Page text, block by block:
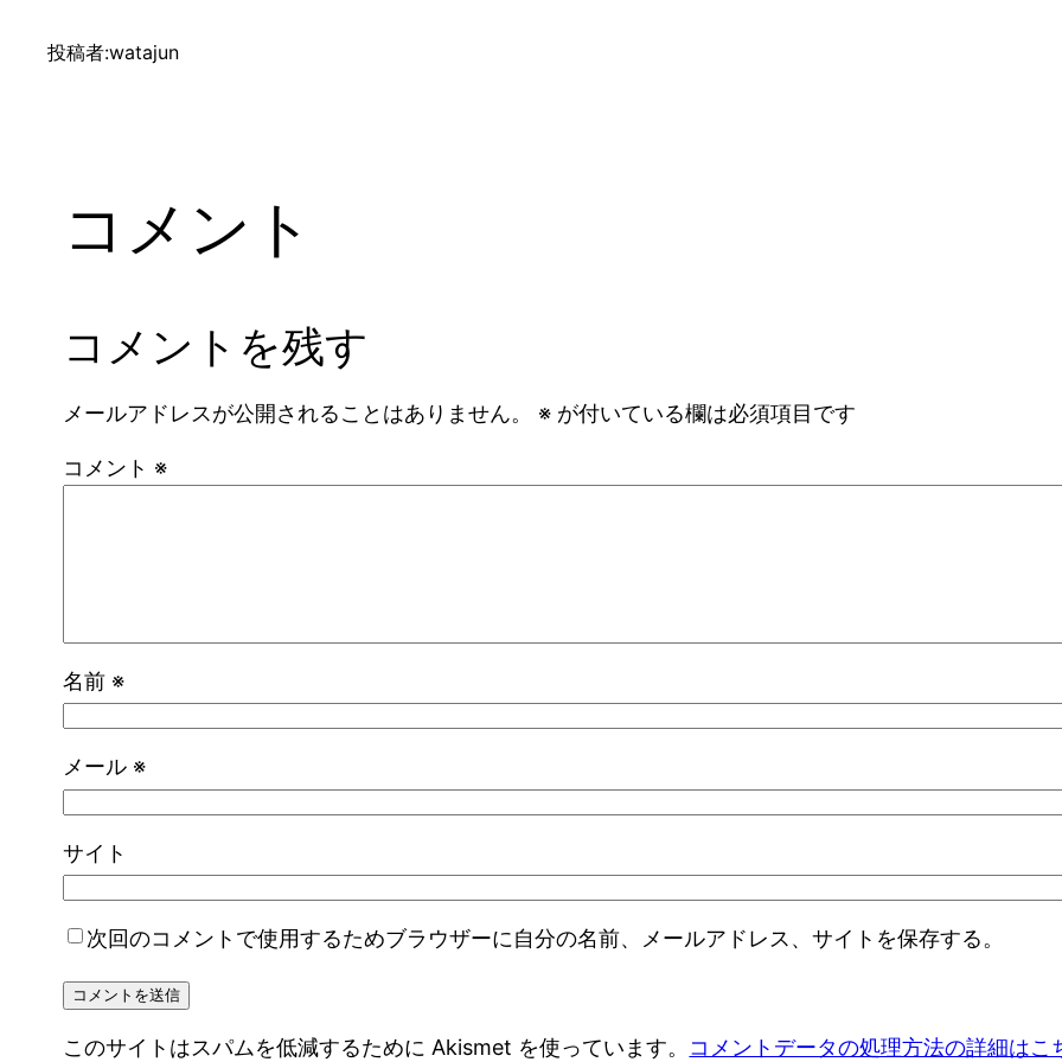
投稿者:watajun
コメント
コメントを残す
メールアドレスが公開されることはありません。 ※ が付いている欄は必須項目です
コメント ※
名前 ※
メール ※
サイト
次回のコメントで使用するためブラウザーに自分の名前、メールアドレス、サイトを保存する。
このサイトはスパムを低減するために Akismet を使っています。 コメントデータの処理方法の詳細はこ